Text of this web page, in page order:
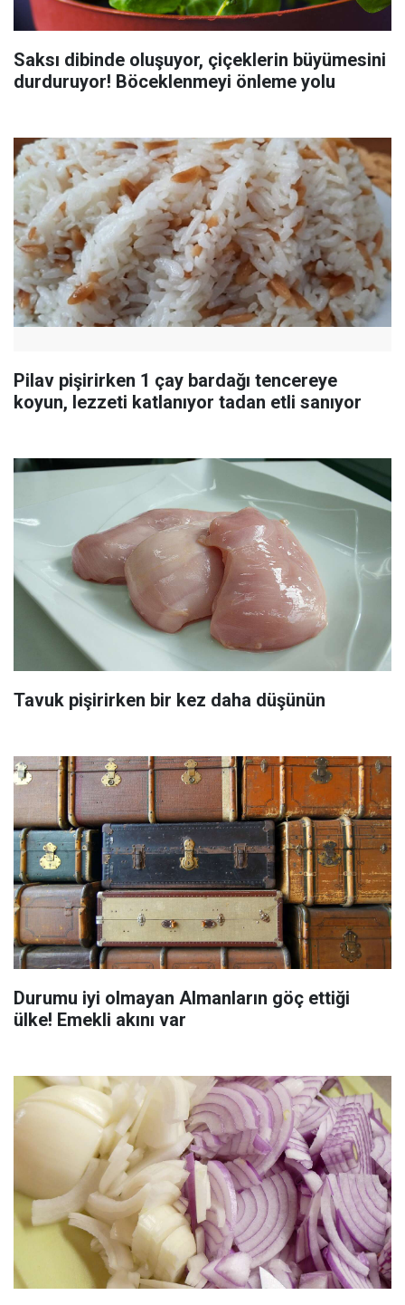
Saksı dibinde oluşuyor, çiçeklerin büyümesini
durduruyor! Böceklenmeyi önleme yolu
Pilav pişirirken 1 çay bardağı tencereye
koyun, lezzeti katlanıyor tadan etli sanıyor
Tavuk pişirirken bir kez daha düşünün
Durumu iyi olmayan Almanların göç ettiği
ülke! Emekli akını var